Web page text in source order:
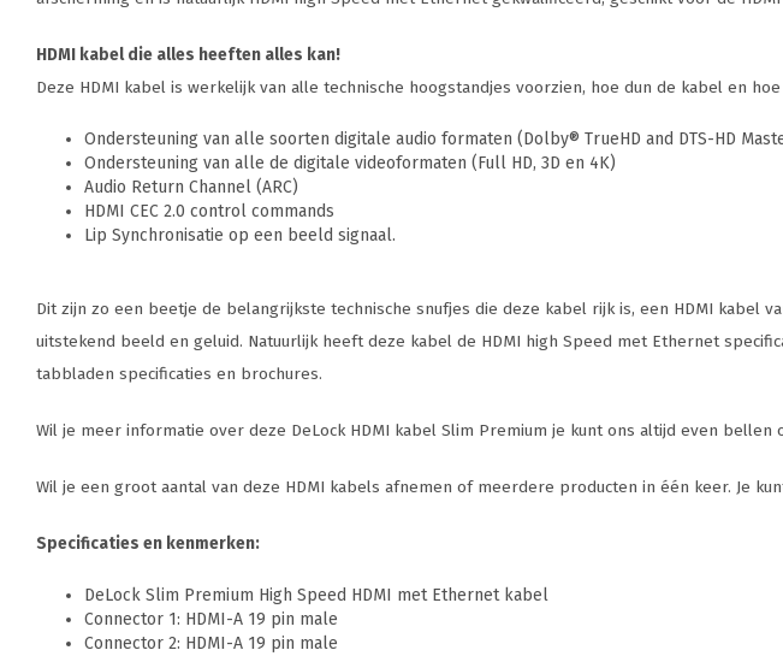
HDMI kabel die alles heeften alles kan!
Deze HDMI kabel is werkelijk van alle technische hoogstandjes voorzien, hoe dun de kabel en
Ondersteuning van alle soorten digitale audio formaten (Dolby® TrueHD and DTS-HD
Ondersteuning van alle de digitale videoformaten (Full HD, 3D en 4K)
Audio Return Channel (ARC)
HDMI CEC 2.0 control commands
Lip Synchronisatie op een beeld signaal.
Dit zijn zo een beetje de belangrijkste technische snufjes die deze kabel rijk is, een HDMI
uitstekend beeld en geluid. Natuurlijk heeft deze kabel de HDMI high Speed met Ethernet
tabbladen specificaties en brochures.
Wil je meer informatie over deze DeLock HDMI kabel Slim Premium je kunt ons altijd even bellen
Wil je een groot aantal van deze HDMI kabels afnemen of meerdere producten in één keer. Je
Specificaties en kenmerken:
DeLock Slim Premium High Speed HDMI met Ethernet kabel
Connector 1: HDMI-A 19 pin male
Connector 2: HDMI-A 19 pin male